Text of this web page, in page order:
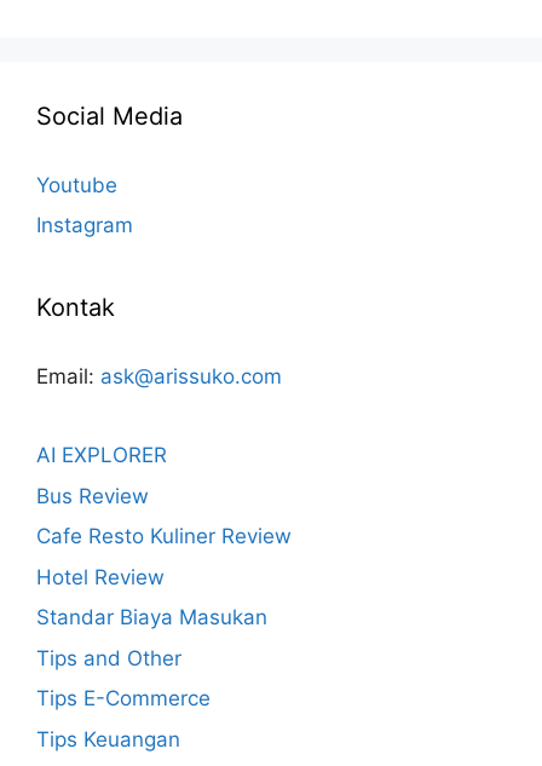
Social Media
Youtube
Instagram
Kontak
Email: ask@arissuko.com
AI EXPLORER
Bus Review
Cafe Resto Kuliner Review
Hotel Review
Standar Biaya Masukan
Tips and Other
Tips E-Commerce
Tips Keuangan